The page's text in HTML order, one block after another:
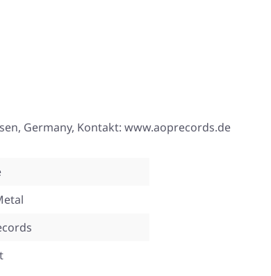
Germany, Kontakt: www.aoprecords.de